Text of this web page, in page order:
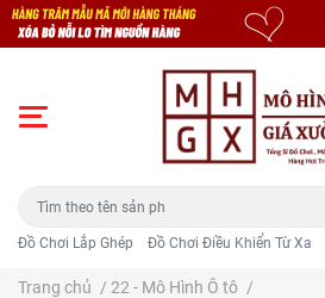
Đồ Chơi Lắp Ghép Đồ Chơi Điều Khiển Từ Xa
Trang chủ / 22 - Mô Hình Ô tô /